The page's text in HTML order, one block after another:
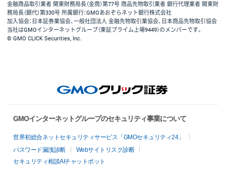
金融商品取引業者 関東財務局長（金商）第77号 商品先物取引業者 銀行代理業者 関東財
務局長（銀代）第330号 所属銀行：GMOあおぞらネット銀行株式会社
加入協会：日本証券業協会、一般社団法人 金融先物取引業協会、日本商品先物取引協会
当社はGMOインターネットグループ（東証プライム上場9449）のメンバーです。
© GMO CLICK Securities, Inc.
GMOインターネットグループのセキュリティ事業について
世界初総合ネットセキュリティサービス「GMOセキュリティ24」
パスワード漏洩診断
Webサイトリスク診断
セキュリティ相談AIチャットボット